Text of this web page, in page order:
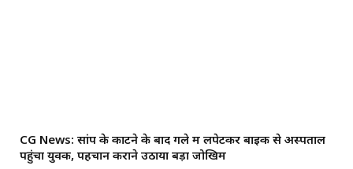
CG News: सांप के काटने के बाद गले में लपेटकर बाइक से अस्पताल
पहुंचा युवक, पहचान कराने उठाया बड़ा जोखिम